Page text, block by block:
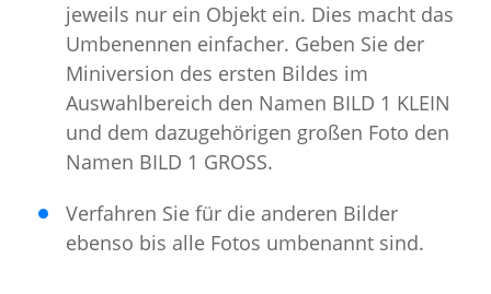
jeweils nur ein Objekt ein. Dies macht das
Umbenennen einfacher. Geben Sie der
Miniversion des ersten Bildes im
Auswahlbereich den Namen BILD 1 KLEIN
und dem dazugehörigen großen Foto den
Namen BILD 1 GROSS.
Verfahren Sie für die anderen Bilder
ebenso bis alle Fotos umbenannt sind.